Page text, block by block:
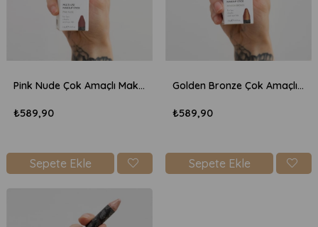
Pink Nude Çok Amaçlı Makyaj Kalemi
₺589,90
Sepete Ekle
Golden Bronze Çok Amaçlı Makyaj Kalemi
₺589,90
Sepete Ekle